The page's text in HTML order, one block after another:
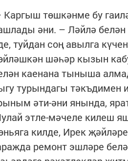
Каргыш төшкәнме бу
әни. – Ләйлә
туйдан соң авылга
шәһәр кызын
каенана тыныша
турындагы тәкъдимен
әти-әни янында,
этле-мәчеле килеш
килде, Ирек
ремонт эшләре